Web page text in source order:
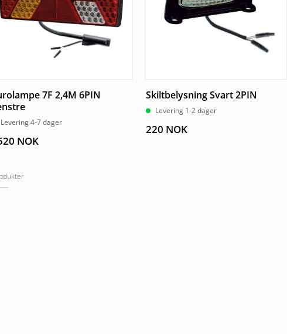
7F 2,4M 6PIN
Levering 4-7 dager
NOK
Skiltbelysning Svart 2PIN
Levering 1-2 dager
220 NOK